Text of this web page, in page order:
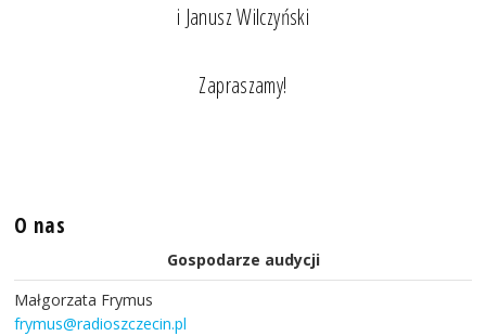
i Janusz Wilczyński
Zapraszamy!
O nas
Gospodarze audycji
Małgorzata Frymus
frymus@radioszczecin.pl